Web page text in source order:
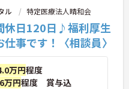
ル 特定医療法人晴和会
休日120日♪福利厚生
事です！〈相談員〉
万円程度
万円程度 賞与込